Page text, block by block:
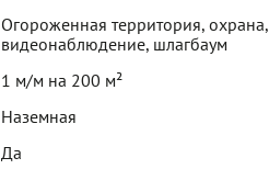
Огороженная территория, охрана,
видеонаблюдение, шлагбаум
1 м/м на 200 м²
Наземная
Да